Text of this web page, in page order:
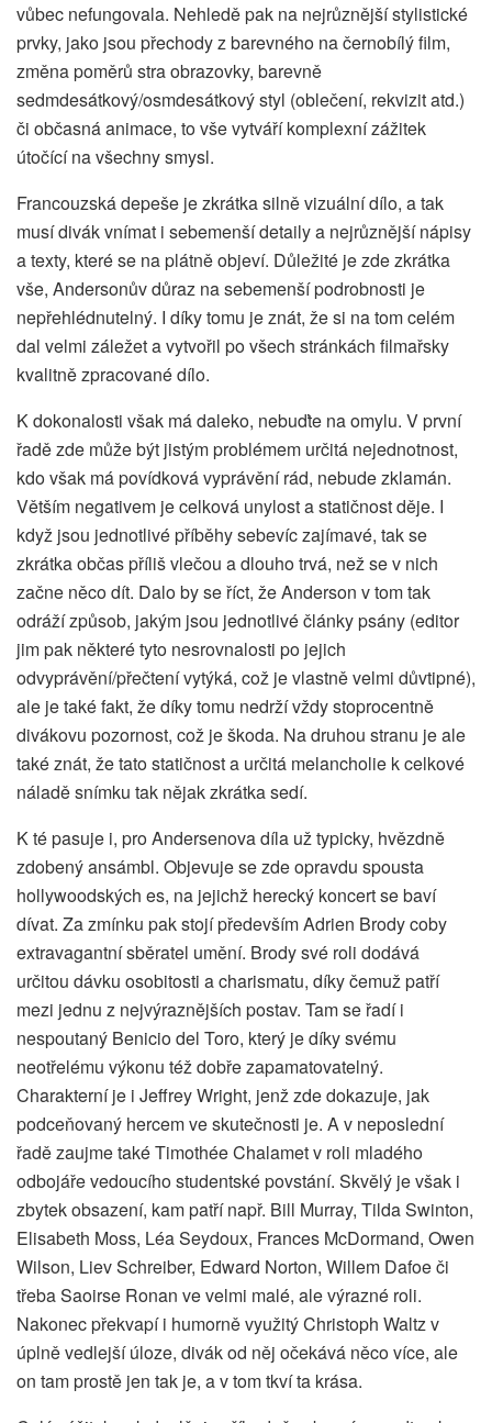
vůbec nefungovala. Nehledě pak na nejrůznější stylistické
prvky, jako jsou přechody z barevného na černobílý film,
změna poměrů stra obrazovky, barevně
sedmdesátkový/osmdesátkový styl (oblečení, rekvizit atd.)
či občasná animace, to vše vytváří komplexní zážitek
útočící na všechny smysl.
Francouzská depeše je zkrátka silně vizuální dílo, a tak
musí divák vnímat i sebemenší detaily a nejrůznější nápisy
a texty, které se na plátně objeví. Důležité je zde zkrátka
vše, Andersonův důraz na sebemenší podrobnosti je
nepřehlédnutelný. I díky tomu je znát, že si na tom celém
dal velmi záležet a vytvořil po všech stránkách filmařsky
kvalitně zpracované dílo.
K dokonalosti však má daleko, nebuďte na omylu. V první
řadě zde může být jistým problémem určitá nejednotnost,
kdo však má povídková vyprávění rád, nebude zklamán.
Větším negativem je celková unylost a statičnost děje. I
když jsou jednotlivé příběhy sebevíc zajímavé, tak se
zkrátka občas příliš vlečou a dlouho trvá, než se v nich
začne něco dít. Dalo by se říct, že Anderson v tom tak
odráží způsob, jakým jsou jednotlivé články psány (editor
jim pak některé tyto nesrovnalosti po jejich
odvyprávění/přečtení vytýká, což je vlastně velmi důvtipné),
ale je také fakt, že díky tomu nedrží vždy stoprocentně
divákovu pozornost, což je škoda. Na druhou stranu je ale
také znát, že tato statičnost a určitá melancholie k celkové
náladě snímku tak nějak zkrátka sedí.
K té pasuje i, pro Andersenova díla už typicky, hvězdně
zdobený ansámbl. Objevuje se zde opravdu spousta
hollywoodských es, na jejichž herecký koncert se baví
dívat. Za zmínku pak stojí především Adrien Brody coby
extravagantní sběratel umění. Brody své roli dodává
určitou dávku osobitosti a charismatu, díky čemuž patří
mezi jednu z nejvýraznějších postav. Tam se řadí i
nespoutaný Benicio del Toro, který je díky svému
neotřelému výkonu též dobře zapamatovatelný.
Charakterní je i Jeffrey Wright, jenž zde dokazuje, jak
podceňovaný hercem ve skutečnosti je. A v neposlední
řadě zaujme také Timothée Chalamet v roli mladého
odbojáře vedoucího studentské povstání. Skvělý je však i
zbytek obsazení, kam patří např. Bill Murray, Tilda Swinton,
Elisabeth Moss, Léa Seydoux, Frances McDormand, Owen
Wilson, Liev Schreiber, Edward Norton, Willem Dafoe či
třeba Saoirse Ronan ve velmi malé, ale výrazné roli.
Nakonec překvapí i humorně využitý Christoph Waltz v
úplně vedlejší úloze, divák od něj očekává něco více, ale
on tam prostě jen tak je, a v tom tkví ta krása.